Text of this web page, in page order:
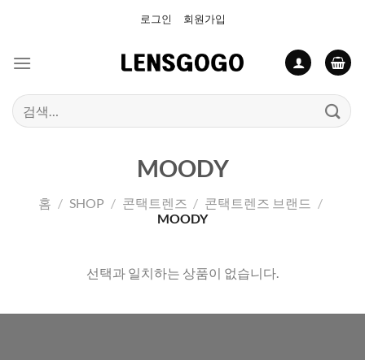
로그인 회원가입
검
색:
MOODY
홈 / SHOP / 콘택트렌즈 / 콘택트렌즈 브랜드 /
MOODY
선택과 일치하는 상품이 없습니다.